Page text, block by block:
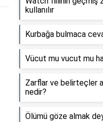
kullanılır
Kurbağa bulmaca
Vücut mu vucut mu
Zarflar ve belirteçler
nedir?
Ölümü göze almak